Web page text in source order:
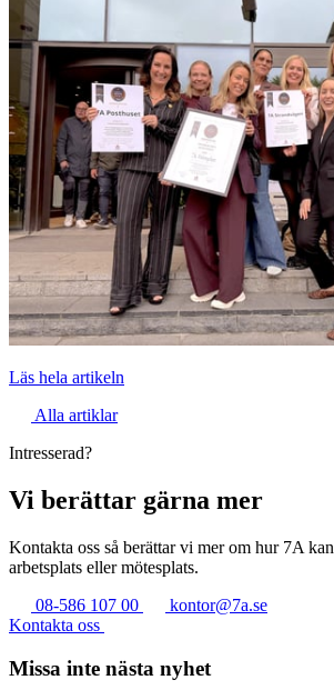
Läs hela artikeln
Alla artiklar
Intresserad?
Vi berättar gärna mer
Kontakta oss så berättar vi mer om hur 7A
arbetsplats eller mötesplats.
08-586 107 00
kontor@7a.se
Kontakta oss
Missa inte nästa nyhet